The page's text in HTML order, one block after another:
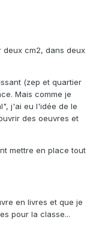
cm2, dans deux
(zep et quartier
Mais comme je
j'ai eu l'idée de le
des oeuvres et
mettre en place tout
en livres et que je
pour la classe...